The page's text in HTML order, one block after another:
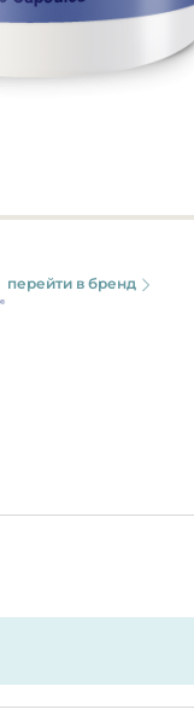
перейти в бренд